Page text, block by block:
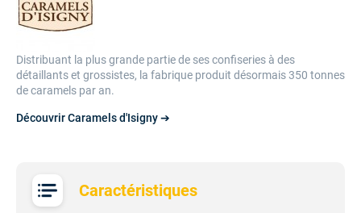
Caractéristiques
Distribuant la plus grande partie de ses confiseries à des
détaillants et grossistes, la fabrique produit désormais 350 tonnes
de caramels par an.
Découvrir Caramels d'Isigny ➔